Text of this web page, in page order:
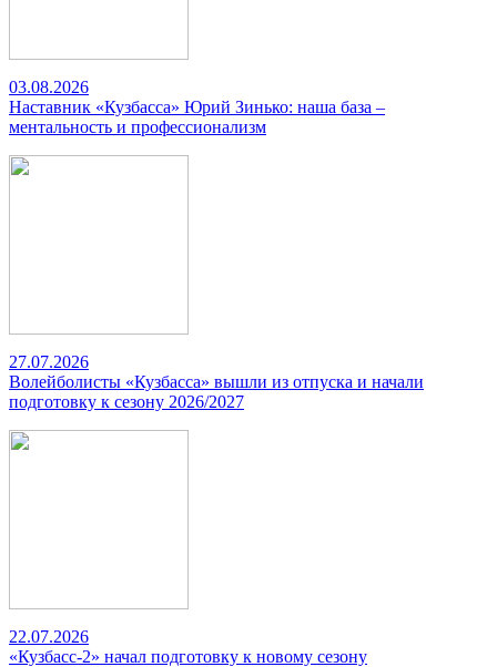
03.08.2026
Наставник «Кузбасса» Юрий Зинько: наша база –
ментальность и профессионализм
27.07.2026
Волейболисты «Кузбасса» вышли из отпуска и начали
подготовку к сезону 2026/2027
22.07.2026
«Кузбасс-2» начал подготовку к новому сезону